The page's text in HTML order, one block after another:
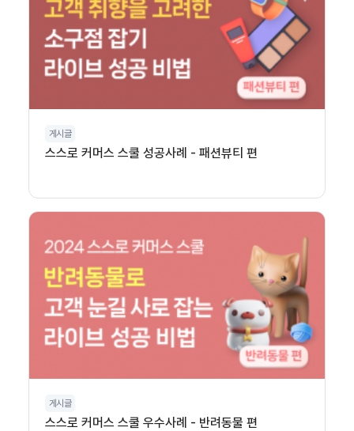
게시글
스스로 커머스 스쿨 성공사례 - 패션뷰티 편
게시글
스스로 커머스 스쿨 우수사례 - 반려동물 편